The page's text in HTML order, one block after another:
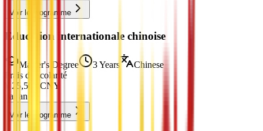
Voir le programme
Éducation internationale chinoise
Master's Degree 3 Years
Chinese
Frais de scolarité
25,500
CNY
par an
Voir le programme